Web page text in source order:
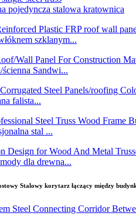
pojedyncza stalowa kratownica
szklanym...
ścienna Sandwi...
falista...
stal ...
dla drewna...
Stalowy korytarz łączący między